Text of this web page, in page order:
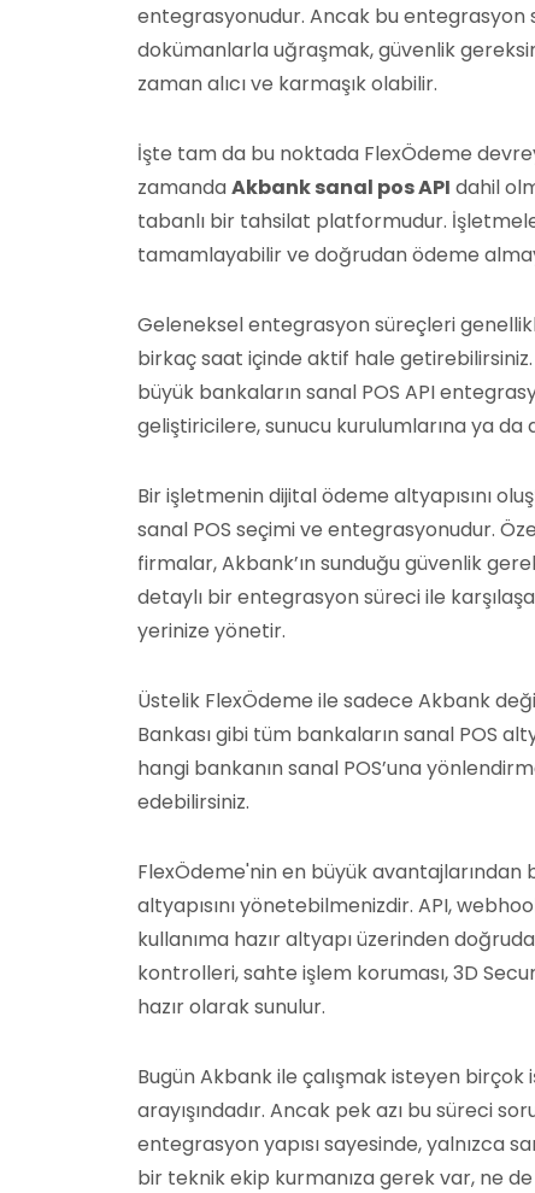
entegrasyonudur. Ancak bu
dokümanlarla uğraşmak, güvenlik
zaman alıcı ve karmaşık olabilir.
İşte tam da bu noktada FlexÖdeme
zamandaAkbank sanal pos API dahil
tabanlı bir tahsilat platformudur.
tamamlayabilir ve doğrudan ödeme
Geleneksel entegrasyon süreçleri
birkaç saat içinde aktif hale
büyük bankaların sanal POS API
geliştiricilere, sunucu kurulumlarına ya
Bir işletmenin dijital ödeme altyapısını
sanal POS seçimi ve entegrasyonudur.
firmalar, Akbank’ın sunduğu güvenlik
detaylı bir entegrasyon süreci ile
yerinize yönetir.
Üstelik FlexÖdeme ile sadece Akbank
Bankası gibi tüm bankaların sanal POS
hangi bankanın sanal POS’una
edebilirsiniz.
FlexÖdeme'nin en büyük
altyapısını yönetebilmenizdir. API,
kullanıma hazır altyapı üzerinden
kontrolleri, sahte işlem koruması, 3D
hazır olarak sunulur.
Bugün Akbank ile çalışmak isteyen birçok
arayışındadır. Ancak pek azı bu süreci
entegrasyon yapısı sayesinde, yalnızca
bir teknik ekip kurmanıza gerek var, ne